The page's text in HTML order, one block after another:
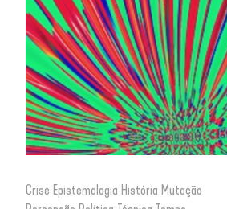
Crise Epistemologia História Mutação